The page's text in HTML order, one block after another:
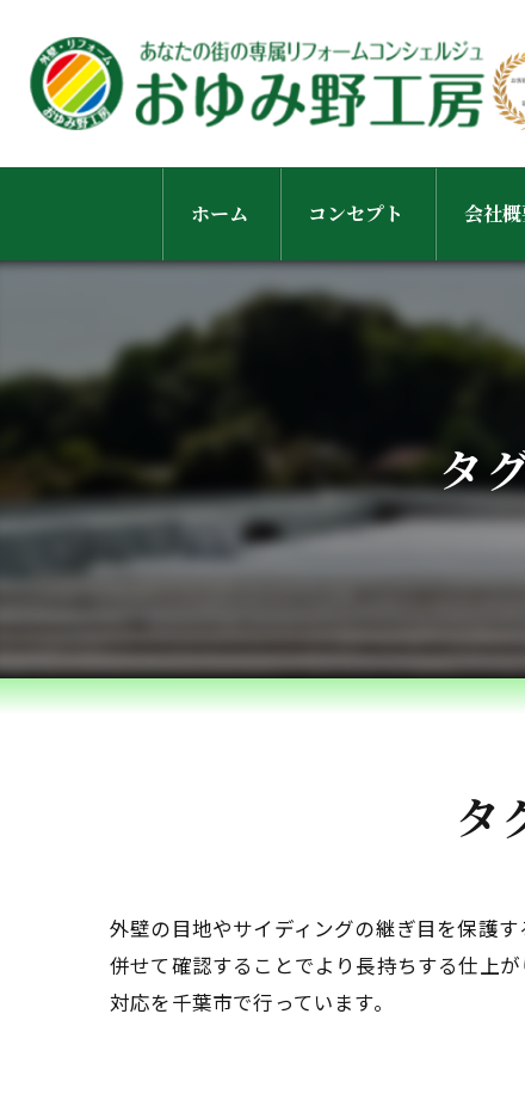
ホーム コンセプト 会社
タ
タ
外壁の目地やサイディングの継ぎ目を保護
併せて確認することでより長持ちする仕上
対応を千葉市で行っています。